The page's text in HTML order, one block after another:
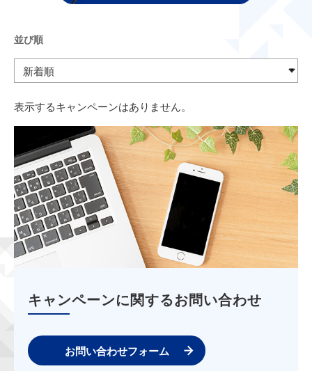
並び順
表示するキャンペーンはありません。
キャンペーンに関するお問い合わせ
お問い合わせフォーム